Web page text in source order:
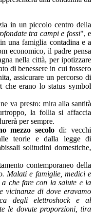
in un piccolo centro della
tra campi e fossi", e
una famiglia contadina e a
economico, il padre pensa
nella città, per ipotizzare
di benessere in cui fossero
assicurare un percorso di
erano lo status symbol
va presto: mira alla santità
la follia si affaccia
per sempre.
mezzo secolo di: vecchi
teorie e dalla legge di
solitudini domestiche,
contemporaneo della
Malati e famiglie, medici e
che fare con la salute e la
vicinanze di dove eravamo
degli elettroshock e al
le dovute proporzioni, tira